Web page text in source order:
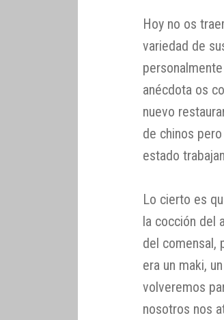
Hoy no os
variedad de
anécdota os
nuevo
de chinos
estado
Lo cierto es
la cocción del
del comensal,
era un maki,
volveremos
nosotros nos